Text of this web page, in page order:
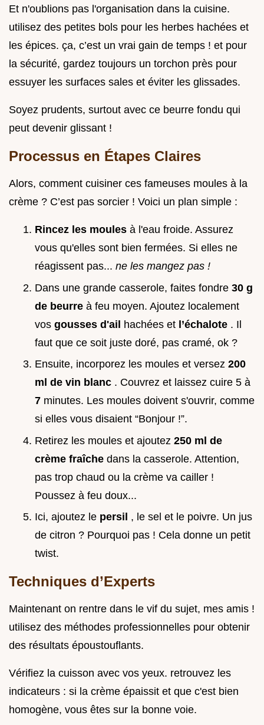
Et n'oublions pas l'organisation dans la cuisine.
utilisez des petites bols pour les herbes hachées et
les épices. ça, c’est un vrai gain de temps ! et pour
la sécurité, gardez toujours un torchon près pour
essuyer les surfaces sales et éviter les glissades.
Soyez prudents, surtout avec ce beurre fondu qui
peut devenir glissant !
Processus en Étapes Claires
Alors, comment cuisiner ces fameuses moules à la
crème ? C’est pas sorcier ! Voici un plan simple :
Rincez les moules à l'eau froide. Assurez
vous qu'elles sont bien fermées. Si elles ne
réagissent pas... ne les mangez pas !
Dans une grande casserole, faites fondre 30 g
de beurre à feu moyen. Ajoutez localement
vos gousses d'ail hachées et l’échalote . Il
faut que ce soit juste doré, pas cramé, ok ?
Ensuite, incorporez les moules et versez 200
ml de vin blanc . Couvrez et laissez cuire 5 à
7 minutes. Les moules doivent s'ouvrir, comme
si elles vous disaient “Bonjour !”.
Retirez les moules et ajoutez 250 ml de
crème fraîche dans la casserole. Attention,
pas trop chaud ou la crème va cailler !
Poussez à feu doux...
Ici, ajoutez le persil , le sel et le poivre. Un jus
de citron ? Pourquoi pas ! Cela donne un petit
twist.
Techniques d’Experts
Maintenant on rentre dans le vif du sujet, mes amis !
utilisez des méthodes professionnelles pour obtenir
des résultats époustouflants.
Vérifiez la cuisson avec vos yeux. retrouvez les
indicateurs : si la crème épaissit et que c'est bien
homogène, vous êtes sur la bonne voie.